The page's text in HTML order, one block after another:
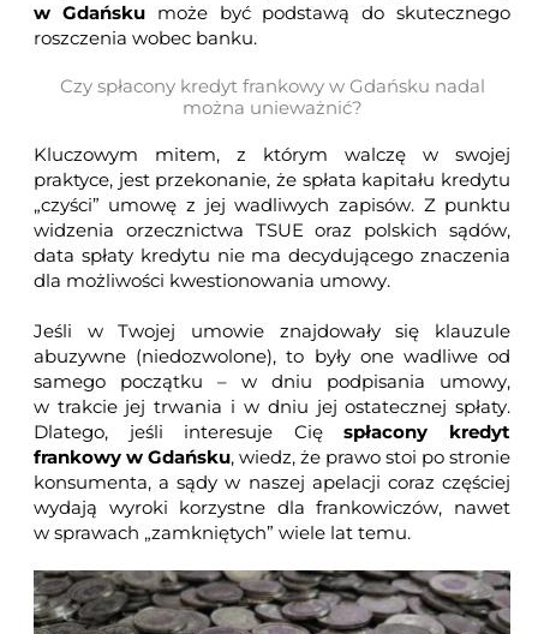
w Gdańskumoże być podstawą do skutecznego
roszczenia wobec banku.
Czy spłacony kredyt frankowy w Gdańsku nadal
można unieważnić?
Kluczowym mitem, z którym walczę w swojej
praktyce, jest przekonanie, że spłata kapitału kredytu
„czyści” umowę z jej wadliwych zapisów. Z punktu
widzenia orzecznictwa TSUE oraz polskich sądów,
data spłaty kredytu nie ma decydującego znaczenia
dla możliwości kwestionowania umowy.
Jeśli w Twojej umowie znajdowały się klauzule
abuzywne (niedozwolone), to były one wadliwe od
samego początku – w dniu podpisania umowy,
w trakcie jej trwania i w dniu jej ostatecznej spłaty.
Dlatego, jeśli interesuje Cięspłacony kredyt
frankowy w Gdańsku, wiedz, że prawo stoi po stronie
konsumenta, a sądy w naszej apelacji coraz częściej
wydają wyroki korzystne dla frankowiczów, nawet
w sprawach „zamkniętych” wiele lat temu.